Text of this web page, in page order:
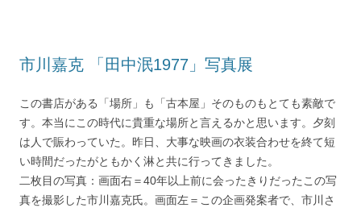
市川嘉克 「田中泯1977」写真展
この書店がある「場所」も「古本屋」そのものもとても素敵で
す。本当にこの時代に貴重な場所と言えるかと思います。夕刻
は人で賑わっていた。昨日、大事な映画の衣装合わせを終て短
い時間だったがともかく淋と共に行ってきました。
二枚目の写真：画面右＝40年以上前に会ったきりだったこの写
真を撮影した市川嘉克氏。画面左＝この企画発案者で、市川さ